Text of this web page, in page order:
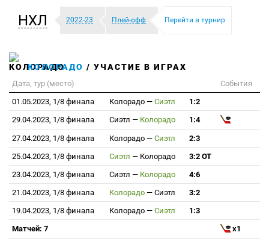
НХЛ 2022-23 Плей-офф Перейти в турнир
КОЛОРАДО / УЧАСТИЕ В ИГРАХ
Дата, тур (место)
События
01.05.2023, 1/8 финала
Колорадо — Сиэтл
1:2
29.04.2023, 1/8 финала
Сиэтл — Колорадо 1:4
27.04.2023, 1/8 финала Колорадо — Сиэтл
2:3
25.04.2023, 1/8 финала
Сиэтл — Колорадо
3:2 ОТ
23.04.2023, 1/8 финала
Сиэтл — Колорадо
4:6
21.04.2023, 1/8 финала
Колорадо — Сиэтл
3:2
19.04.2023, 1/8 финала
Колорадо — Сиэтл
1:3
Матчей: 7
x1